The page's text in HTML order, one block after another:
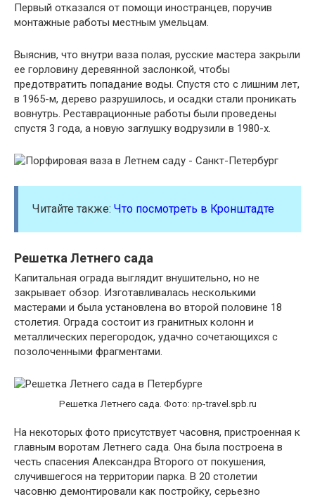
Первый отказался от помощи иностранцев, поручив
монтажные работы местным умельцам.
Выяснив, что внутри ваза полая, русские мастера закрыли
ее горловину деревянной заслонкой, чтобы
предотвратить попадание воды. Спустя сто с лишним лет,
в 1965-м, дерево разрушилось, и осадки стали проникать
вовнутрь. Реставрационные работы были проведены
спустя 3 года, а новую заглушку водрузили в 1980-х.
Читайте также: Что посмотреть в Кронштадте
Решетка Летнего сада
Капитальная ограда выглядит внушительно, но не
закрывает обзор. Изготавливалась несколькими
мастерами и была установлена во второй половине 18
столетия. Ограда состоит из гранитных колонн и
металлических перегородок, удачно сочетающихся с
позолоченными фрагментами.
Решетка Летнего сада. Фото: np-travel.spb.ru
На некоторых фото присутствует часовня, пристроенная к
главным воротам Летнего сада. Она была построена в
честь спасения Александра Второго от покушения,
случившегося на территории парка. В 20 столетии
часовню демонтировали как постройку, серьезно